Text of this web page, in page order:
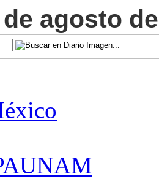
agosto